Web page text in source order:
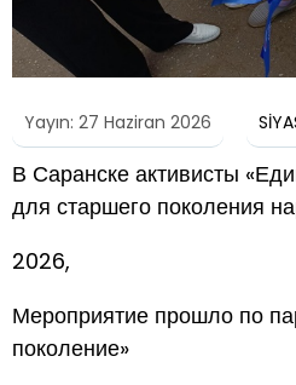
Yayın: 27 Haziran 2026
В Саранске активисты
для старшего поколения
2026,
Мероприятие прошло по
поколение»